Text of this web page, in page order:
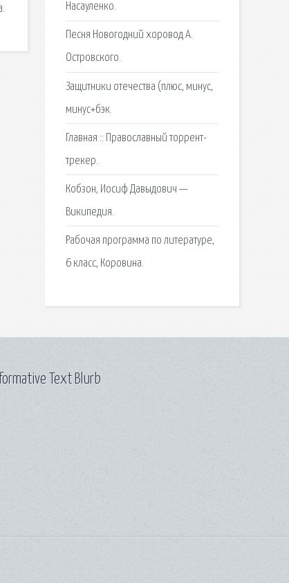
Насауленко.
Песня Новогодний хоровод А.
Островского.
Защитники отечества (плюс, минус,
минус+бэк.
Главная :: Православный торрент-
трекер.
Кобзон, Иосиф Давыдович —
Википедия.
Рабочая программа по литературе,
6 класс, Коровина.
Text Blurb